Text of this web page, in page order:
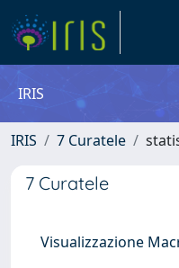
IRIS
IRIS 7 Curatele
7 Curatele
Visualizzazione